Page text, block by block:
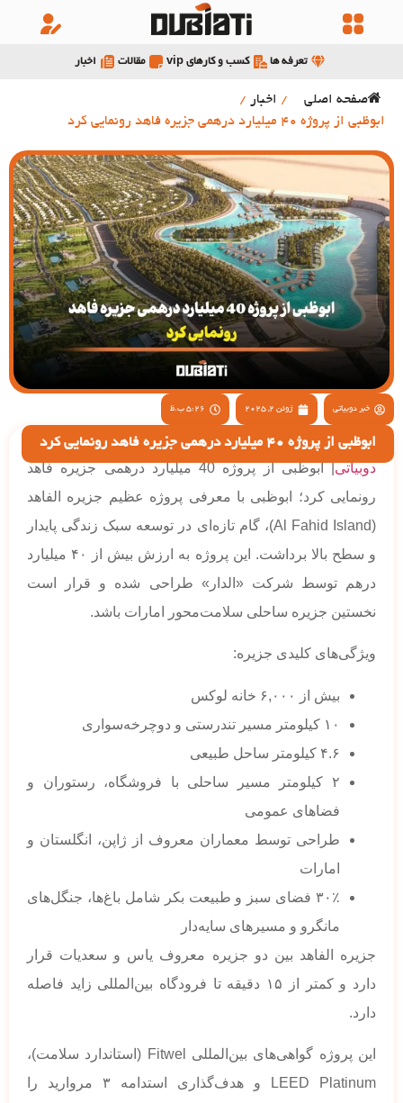
تعرفه ها کسب و کارهای vip مقالات اخبار
صفحه اصلی / اخبار /
ابوظبی از پروژه 40 میلیارد درهمی جزیره فاهد رونمایی کرد
خبر دوبیاتی ژوئن 2, 2025 5:26 ب.ظ
ابوظبی از پروژه 40 میلیارد درهمی جزیره فاهد رونمایی کرد
دوبیاتی
| ابوظبی از پروژه 40 میلیارد درهمی جزیره فاهد
رونمایی کرد؛ ابوظبی با معرفی پروژه عظیم جزیره الفاهد
(Al Fahid Island)، گام تازه‌ای در توسعه سبک زندگی پایدار
و سطح بالا برداشت. این پروژه به ارزش بیش از ۴۰ میلیارد
درهم توسط شرکت «الدار» طراحی شده و قرار است
نخستین جزیره ساحلی سلامت‌محور امارات باشد.
ویژگی‌های کلیدی جزیره:
بیش از ۶,۰۰۰ خانه لوکس
۱۰ کیلومتر مسیر تندرستی و دوچرخه‌سواری
۴.۶ کیلومتر ساحل طبیعی
۲ کیلومتر مسیر ساحلی با فروشگاه، رستوران و
فضاهای عمومی
طراحی توسط معماران معروف از ژاپن، انگلستان و
امارات
۳۰٪ فضای سبز و طبیعت بکر شامل باغ‌ها، جنگل‌های
مانگرو و مسیرهای سایه‌دار
جزیره الفاهد بین دو جزیره معروف یاس و سعدیات قرار
دارد و کمتر از ۱۵ دقیقه تا فرودگاه بین‌المللی زاید فاصله
دارد.
این پروژه گواهی‌های بین‌المللی Fitwel (استاندارد سلامت)،
LEED Platinum و هدف‌گذاری استدامه ۳ مروارید را